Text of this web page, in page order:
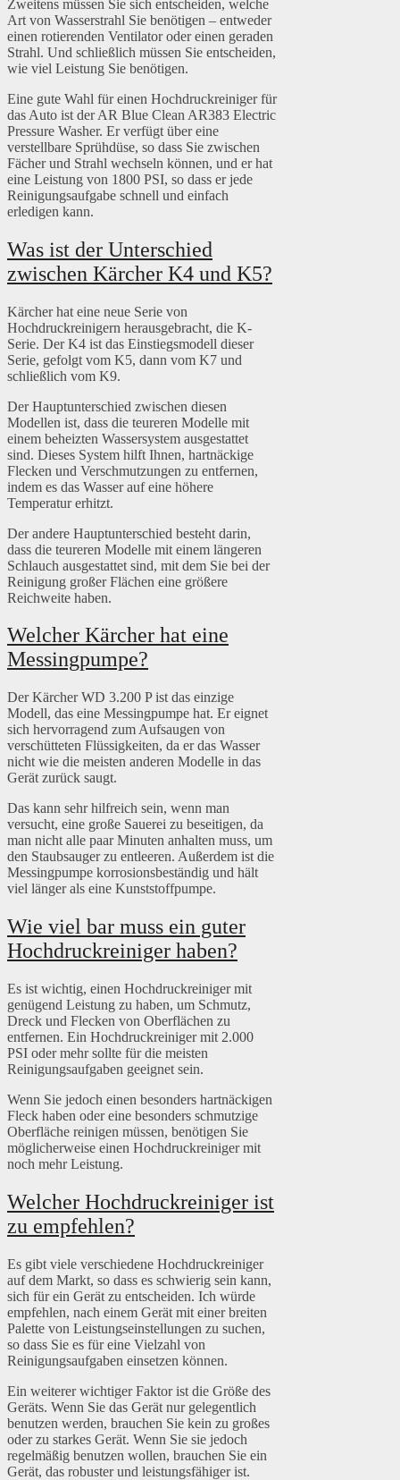
Zweitens müssen Sie sich entscheiden, welche
Art von Wasserstrahl Sie benötigen – entweder
einen rotierenden Ventilator oder einen geraden
Strahl. Und schließlich müssen Sie entscheiden,
wie viel Leistung Sie benötigen.
Eine gute Wahl für einen Hochdruckreiniger für
das Auto ist der AR Blue Clean AR383 Electric
Pressure Washer. Er verfügt über eine
verstellbare Sprühdüse, so dass Sie zwischen
Fächer und Strahl wechseln können, und er hat
eine Leistung von 1800 PSI, so dass er jede
Reinigungsaufgabe schnell und einfach
erledigen kann.
Was ist der Unterschied
zwischen Kärcher K4 und K5?
Kärcher hat eine neue Serie von
Hochdruckreinigern herausgebracht, die K-
Serie. Der K4 ist das Einstiegsmodell dieser
Serie, gefolgt vom K5, dann vom K7 und
schließlich vom K9.
Der Hauptunterschied zwischen diesen
Modellen ist, dass die teureren Modelle mit
einem beheizten Wassersystem ausgestattet
sind. Dieses System hilft Ihnen, hartnäckige
Flecken und Verschmutzungen zu entfernen,
indem es das Wasser auf eine höhere
Temperatur erhitzt.
Der andere Hauptunterschied besteht darin,
dass die teureren Modelle mit einem längeren
Schlauch ausgestattet sind, mit dem Sie bei der
Reinigung großer Flächen eine größere
Reichweite haben.
Welcher Kärcher hat eine
Messingpumpe?
Der Kärcher WD 3.200 P ist das einzige
Modell, das eine Messingpumpe hat. Er eignet
sich hervorragend zum Aufsaugen von
verschütteten Flüssigkeiten, da er das Wasser
nicht wie die meisten anderen Modelle in das
Gerät zurück saugt.
Das kann sehr hilfreich sein, wenn man
versucht, eine große Sauerei zu beseitigen, da
man nicht alle paar Minuten anhalten muss, um
den Staubsauger zu entleeren. Außerdem ist die
Messingpumpe korrosionsbeständig und hält
viel länger als eine Kunststoffpumpe.
Wie viel bar muss ein guter
Hochdruckreiniger haben?
Es ist wichtig, einen Hochdruckreiniger mit
genügend Leistung zu haben, um Schmutz,
Dreck und Flecken von Oberflächen zu
entfernen. Ein Hochdruckreiniger mit 2.000
PSI oder mehr sollte für die meisten
Reinigungsaufgaben geeignet sein.
Wenn Sie jedoch einen besonders hartnäckigen
Fleck haben oder eine besonders schmutzige
Oberfläche reinigen müssen, benötigen Sie
möglicherweise einen Hochdruckreiniger mit
noch mehr Leistung.
Welcher Hochdruckreiniger ist
zu empfehlen?
Es gibt viele verschiedene Hochdruckreiniger
auf dem Markt, so dass es schwierig sein kann,
sich für ein Gerät zu entscheiden. Ich würde
empfehlen, nach einem Gerät mit einer breiten
Palette von Leistungseinstellungen zu suchen,
so dass Sie es für eine Vielzahl von
Reinigungsaufgaben einsetzen können.
Ein weiterer wichtiger Faktor ist die Größe des
Geräts. Wenn Sie das Gerät nur gelegentlich
benutzen werden, brauchen Sie kein zu großes
oder zu starkes Gerät. Wenn Sie sie jedoch
regelmäßig benutzen wollen, brauchen Sie ein
Gerät, das robuster und leistungsfähiger ist.